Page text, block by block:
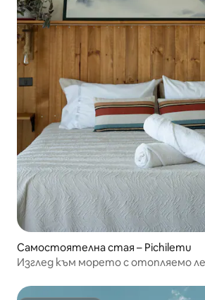
Самостоятелна стая – Pichilemu
Изглед към морето с отопляемо